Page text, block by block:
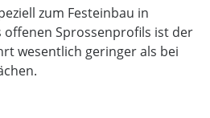
zum Festeinbau in
offenen Sprossenprofils ist der
wesentlich geringer als bei